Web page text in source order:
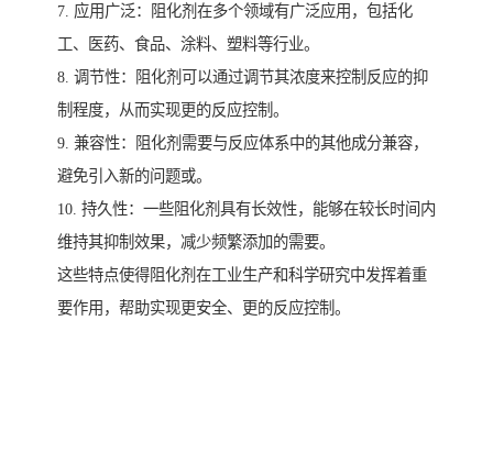
7. 应用广泛：阻化剂在多个领域有广泛应用，包括化
工、医药、食品、涂料、塑料等行业。
8. 调节性：阻化剂可以通过调节其浓度来控制反应的抑
制程度，从而实现更的反应控制。
9. 兼容性：阻化剂需要与反应体系中的其他成分兼容，
避免引入新的问题或。
10. 持久性：一些阻化剂具有长效性，能够在较长时间内
维持其抑制效果，减少频繁添加的需要。
这些特点使得阻化剂在工业生产和科学研究中发挥着重
要作用，帮助实现更安全、更的反应控制。